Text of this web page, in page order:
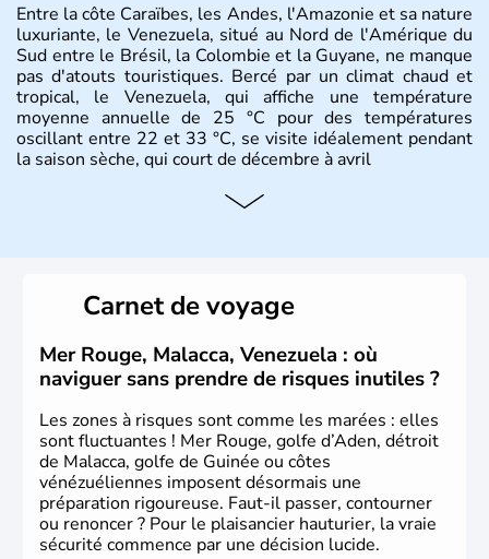
Entre la côte Caraïbes, les Andes, l'Amazonie et sa nature
luxuriante, le Venezuela, situé au Nord de l'Amérique du
Sud entre le Brésil, la Colombie et la Guyane, ne manque
pas d'atouts touristiques. Bercé par un climat chaud et
tropical, le Venezuela, qui affiche une température
moyenne annuelle de 25 °C pour des températures
oscillant entre 22 et 33 °C, se visite idéalement pendant
la saison sèche, qui court de décembre à avril
Carnet de voyage
Mer Rouge, Malacca, Venezuela : où
naviguer sans prendre de risques inutiles ?
Les zones à risques sont comme les marées : elles
sont fluctuantes ! Mer Rouge, golfe d’Aden, détroit
de Malacca, golfe de Guinée ou côtes
vénézuéliennes imposent désormais une
préparation rigoureuse. Faut-il passer, contourner
ou renoncer ? Pour le plaisancier hauturier, la vraie
sécurité commence par une décision lucide.